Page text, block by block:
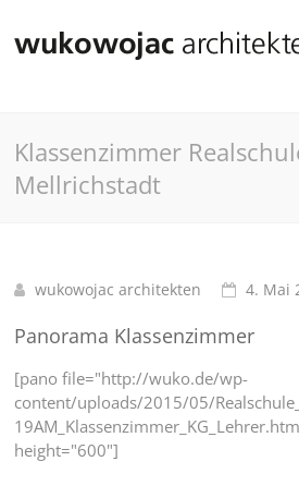
Klassenzimmer
Mellrichstadt
wukowojac architekten 4. Mai
Panorama Klassenzimmer
[pano file="http://wuko.de/wp-
content/uploads/2015/05/
height="600"]